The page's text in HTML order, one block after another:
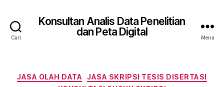
Cari
Konsultan Analis Data Penelitian
dan Peta Digital
Menu
Kategori
JASA OLAH DATA
JASA SKRIPSI TESIS DISERTASI